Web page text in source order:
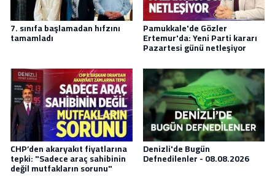
7. sınıfa başlamadan hıfzını
tamamladı
Pamukkale'de Gözler
Ertemur'da: Yeni Parti kararı
Pazartesi günü netleşiyor
CHP’den akaryakıt fiyatlarına
tepki: "Sadece araç sahibinin
değil mutfakların sorunu"
Denizli'de Bugün
Defnedilenler - 08.08.2026